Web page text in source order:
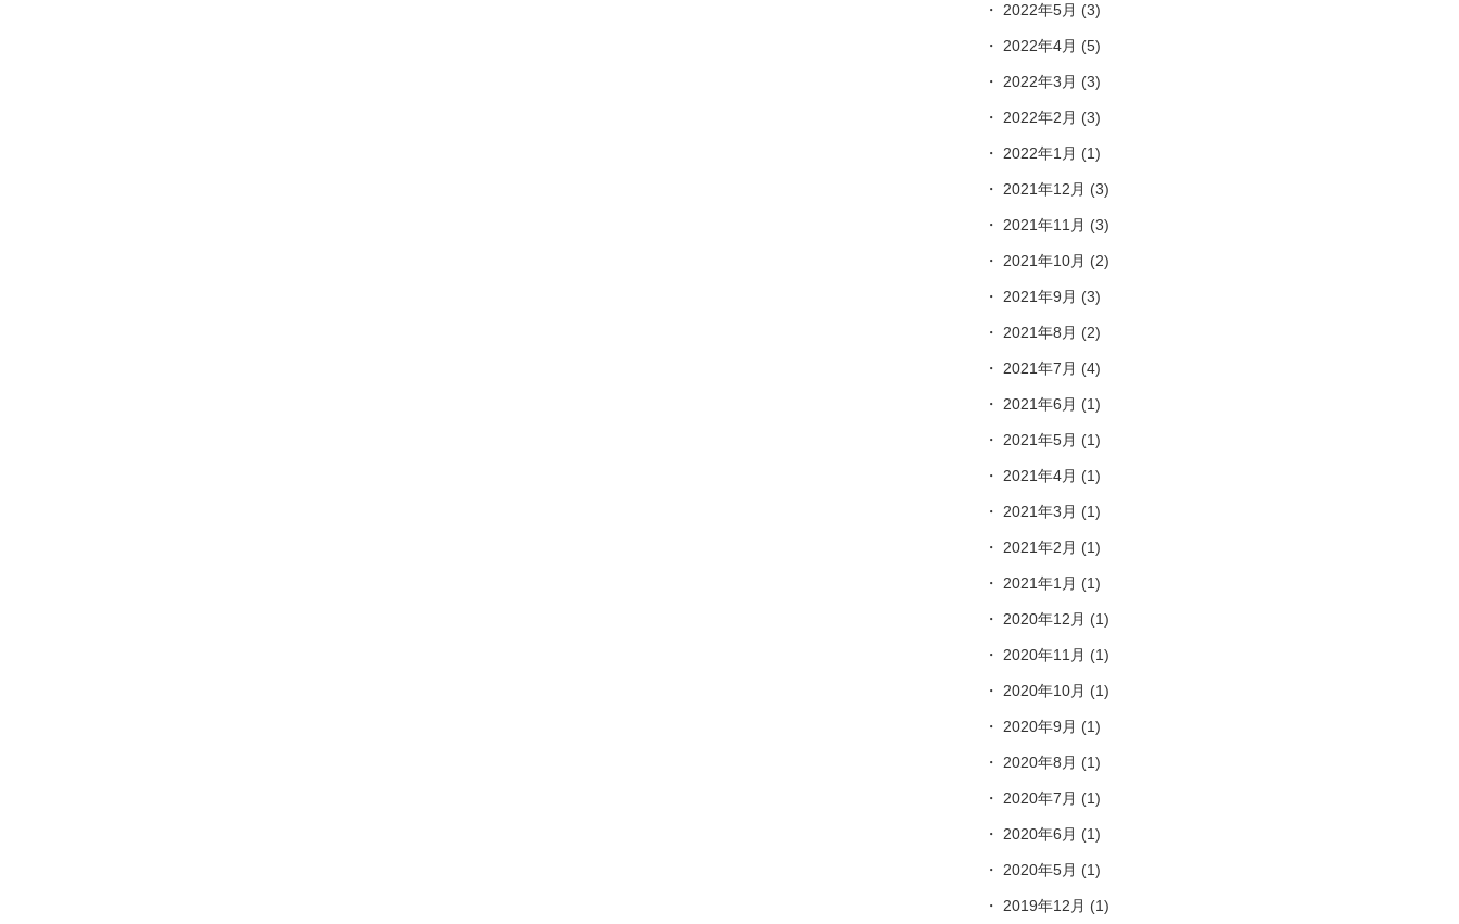
2022年5月 (3)
2022年4月 (5)
2022年3月 (3)
2022年2月 (3)
2022年1月 (1)
2021年12月 (3)
2021年11月 (3)
2021年10月 (2)
2021年9月 (3)
2021年8月 (2)
2021年7月 (4)
2021年6月 (1)
2021年5月 (1)
2021年4月 (1)
2021年3月 (1)
2021年2月 (1)
2021年1月 (1)
2020年12月 (1)
2020年11月 (1)
2020年10月 (1)
2020年9月 (1)
2020年8月 (1)
2020年7月 (1)
2020年6月 (1)
2020年5月 (1)
2019年12月 (1)